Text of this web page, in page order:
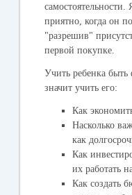
самостоятельности.
приятно, когда он
"разрешив"
первой покупке.
Учить ребенка
значит учить его:
Как
Насколько
как
Как
их работать
Как создать